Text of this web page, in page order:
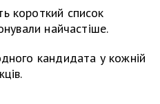
короткий список
найчастіше.
кандидата у кожній